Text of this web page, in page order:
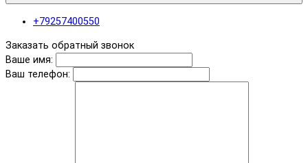
+79257400550
Заказать обратный звонок
Ваше имя:
Ваш телефон: